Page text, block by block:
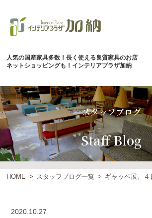
人気の国産家具多数！長く使える良質家具のお店
ネットショッピングも！インテリアプラザ加納
スタッフブログ
Staff Blog
HOME スタッフブログ一覧 ギャッベ展、４
2020.10.27